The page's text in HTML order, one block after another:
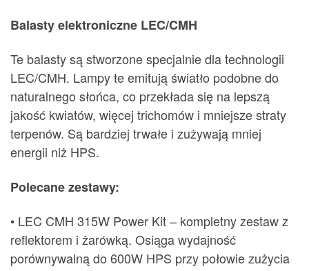
Balasty elektroniczne LEC/CMH
Te balasty są stworzone specjalnie dla technologii
LEC/CMH. Lampy te emitują światło podobne do
naturalnego słońca, co przekłada się na lepszą
jakość kwiatów, więcej trichomów i mniejsze straty
terpenów. Są bardziej trwałe i zużywają mniej
energii niż HPS.
Polecane zestawy:
• LEC CMH 315W Power Kit – kompletny zestaw z
reflektorem i żarówką. Osiąga wydajność
porównywalną do 600W HPS przy połowie zużycia